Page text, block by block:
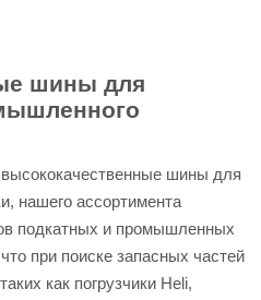
шины для
шины для
нашего ассортимента
подкатных и промышленных
при поиске запасных частей
как погрузчики Heli,